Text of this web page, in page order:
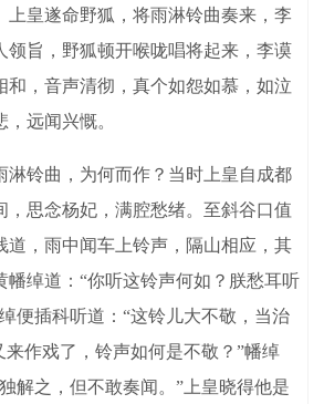
上皇遂命野狐，将雨淋铃曲奏来，李
领旨，野狐顿开喉咙唱将起来，李谟
和，音声清彻，真个如怨如慕，如泣
远闻兴慨。
铃曲，为何而作？当时上皇自成都
，思念杨妃，满腔愁绪。至斜谷口值
道，雨中闻车上铃声，隔山相应，其
幡绰道：“你听这铃声何如？朕愁耳听
便插科听道：“这铃儿大不敬，当治
来作戏了，铃声如何是不敬？”幡绰
解之，但不敢奏闻。”上皇晓得他是